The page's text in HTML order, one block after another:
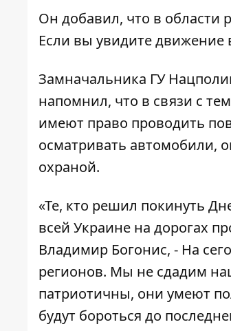
Он добавил, что в области
Если вы увидите движение
Замначальника ГУ
напомнил, что в связи с
имеют право проводить
осматривать автомобили,
охраной.
«Те, кто решил покинуть
всей Украине на дорогах
Владимир Богонис, - На
регионов. Мы не сдадим
патриотичны, они умеют
будут бороться до